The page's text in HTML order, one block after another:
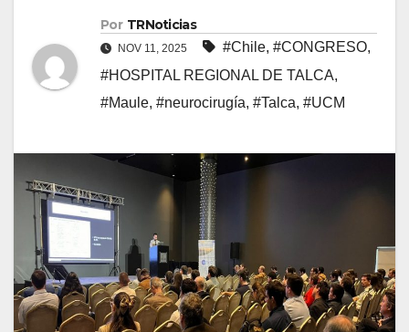
Por TRNoticias
NOV 11, 2025 #Chile, #CONGRESO,
#HOSPITAL REGIONAL DE TALCA,
#Maule, #neurocirugía, #Talca, #UCM